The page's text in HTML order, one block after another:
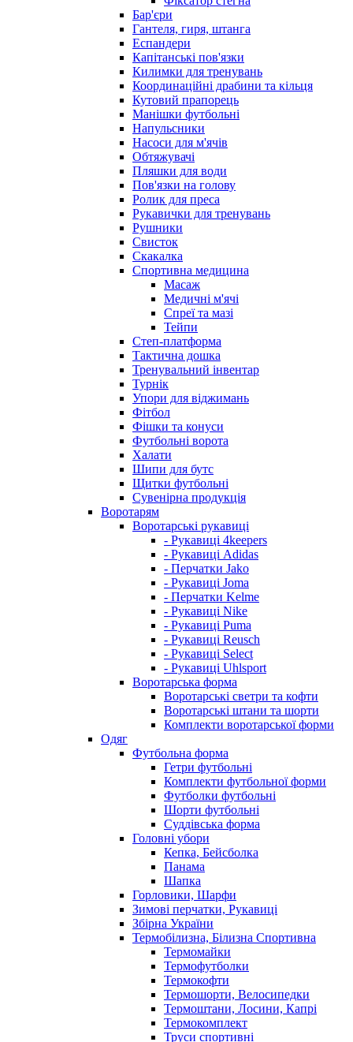
Бар'єри
Гантеля, гиря, штанга
Еспандери
Капітанські пов'язки
Килимки для тренувань
Координаційні драбини та кільця
Кутовий прапорець
Манішки футбольні
Напульсники
Насоси для м'ячів
Обтяжувачі
Пляшки для води
Пов'язки на голову
Ролик для преса
Рукавички для тренувань
Рушники
Свисток
Скакалка
Спортивна медицина
Масаж
Медичні м'ячі
Спреї та мазі
Тейпи
Степ-платформа
Тактична дошка
Тренувальний інвентар
Турнік
Упори для віджимань
Фітбол
Фішки та конуси
Футбольні ворота
Халати
Шипи для бутс
Щитки футбольні
Сувенірна продукція
Воротарям
Воротарські рукавиці
- Рукавиці 4keepers
- Рукавиці Adidas
- Перчатки Jako
- Рукавиці Joma
- Перчатки Kelme
- Рукавиці Nike
- Рукавиці Puma
- Рукавиці Reusch
- Рукавиці Select
- Рукавиці Uhlsport
Воротарська форма
Воротарські светри та кофти
Воротарські штани та шорти
Комплекти воротарської форми
Одяг
Футбольна форма
Гетри футбольні
Комплекти футбольної форми
Футболки футбольні
Шорти футбольні
Суддівська форма
Головні убори
Кепка, Бейсболка
Панама
Шапка
Горловики, Шарфи
Зимові перчатки, Рукавиці
Збірна України
Термобілизна, Білизна Спортивна
Термомайки
Термофутболки
Термокофти
Термошорти, Велосипедки
Термоштани, Лосини, Капрі
Термокомплект
Труси спортивні